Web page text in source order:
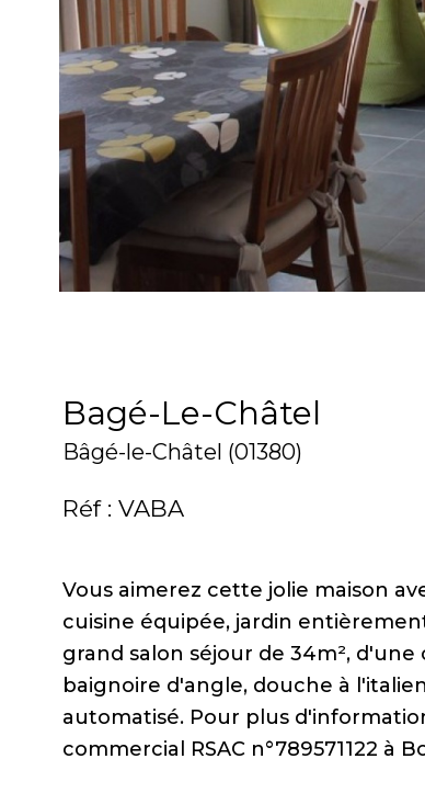
Bagé-Le-Châtel
Bâgé-le-Châtel (01380)
Réf : VABA
Vous aimerez cette jolie maison
cuisine équipée, jardin
grand salon séjour de 34m²,
baignoire d'angle, douche à
automatisé. Pour plus